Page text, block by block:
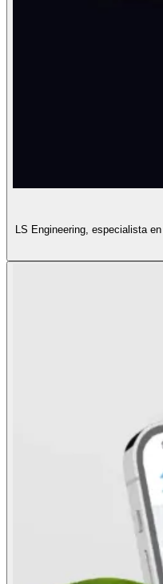
LS Engineering, especialista